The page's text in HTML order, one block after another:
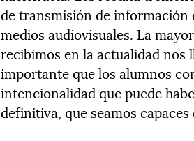
de transmisión de información
medios audiovisuales. La
recibimos en la actualidad nos
importante que los alumnos
intencionalidad que puede
definitiva, que seamos